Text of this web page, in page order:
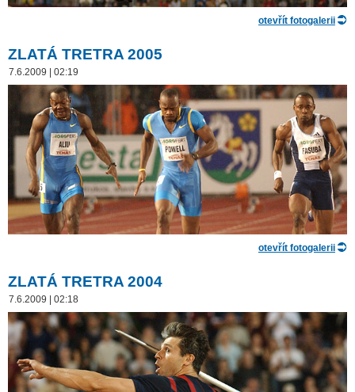
otevřít fotogalerii
ZLATÁ TRETRA 2005
7.6.2009 | 02:19
otevřít fotogalerii
ZLATÁ TRETRA 2004
7.6.2009 | 02:18